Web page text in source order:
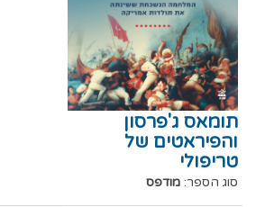
תומאס ג'פרסון
והפיראטים של
טריפולי
סוג הספר: מודפס